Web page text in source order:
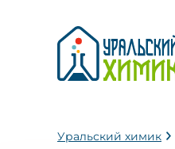
Уральский химик